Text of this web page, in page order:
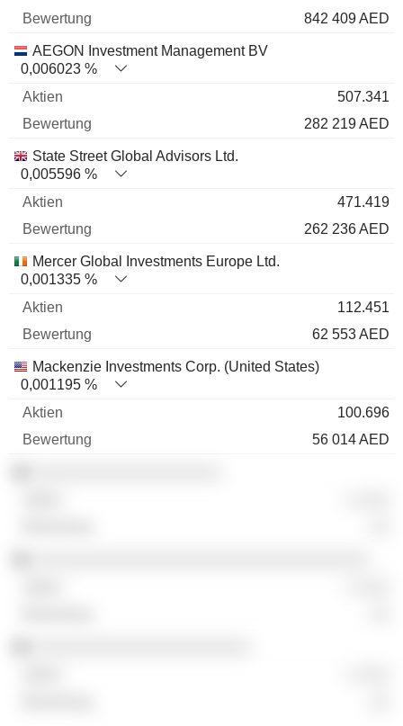
842 409 AED
AEGON Investment Management BV
0,006023 %
507.341
282 219 AED
State Street Global Advisors Ltd.
0,005596 %
471.419
262 236 AED
Mercer Global Investments Europe Ltd.
0,001335 %
112.451
62 553 AED
Mackenzie Investments Corp. (United States)
0,001195 %
100.696
56 014 AED